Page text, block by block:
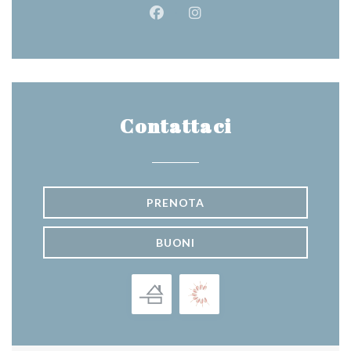
Facebook ((apre una nuova
Instagram ((apre una
Contattaci
PRENOTA
BUONI